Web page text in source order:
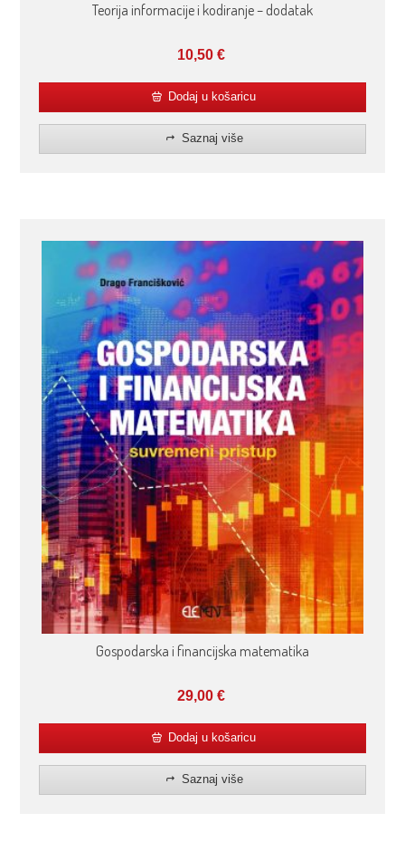
Teorija informacije i kodiranje – dodatak
10,50 €
Dodaj u košaricu
Saznaj više
Gospodarska i financijska matematika
29,00 €
Dodaj u košaricu
Saznaj više